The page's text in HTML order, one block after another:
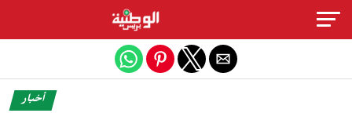
أخبار
Exit mobile version